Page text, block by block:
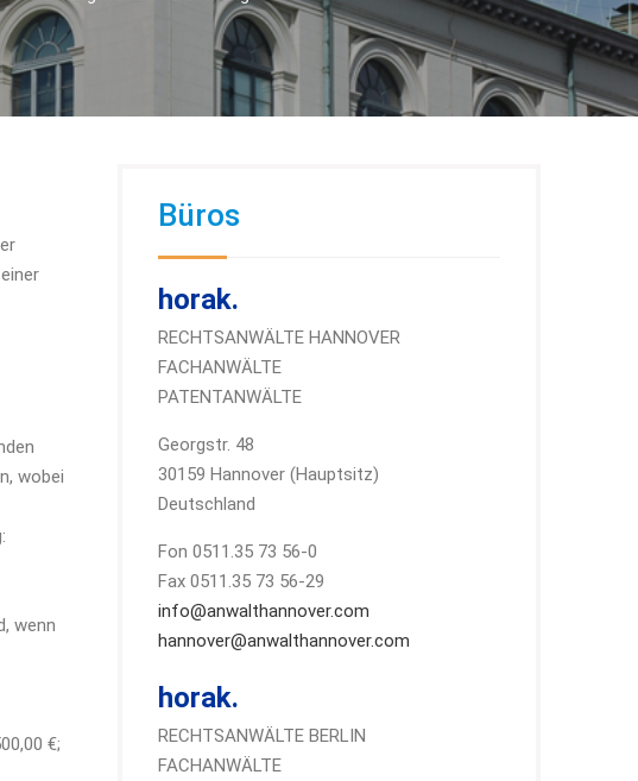
wobei
wenn
€;
Büros
horak.
RECHTSANWÄLTE HANNOVER
FACHANWÄLTE
PATENTANWÄLTE
Georgstr. 48
30159 Hannover (Hauptsitz)
Deutschland
Fon 0511.35 73 56-0
Fax 0511.35 73 56-29
info@anwalthannover.com
hannover@anwalthannover.com
horak.
RECHTSANWÄLTE BERLIN
FACHANWÄLTE